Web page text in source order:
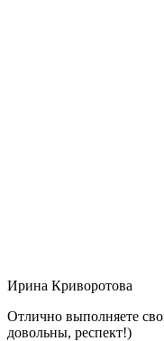
Ирина Криворотова
Отлично выполняете
довольны, респект!)